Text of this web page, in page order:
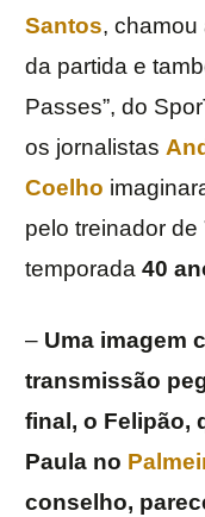
Santos, chamou
da partida e
Passes”, do
os jornalistas
Coelho
pelo treinador de
temporada 40
– Uma imagem
transmissão
final, o Felipão,
Paula no
conselho,